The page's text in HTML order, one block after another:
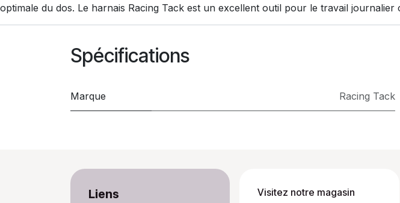
optimale du dos. Le harnais Racing Tack est un excellent outil pour le travail
Spécifications
Marque Racing Tack
Liens Visitez notre magasin